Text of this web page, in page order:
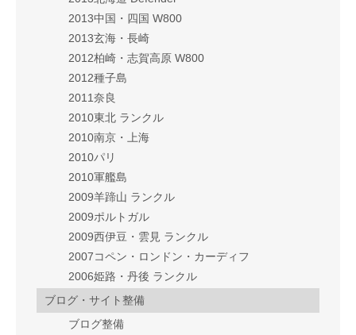
2013中国・四国 W800
2013玄海・長崎
2012柏崎・志賀高原 W800
2012種子島
2011奈良
2010東北 ランクル
2010南京・上海
2010パリ
2010軍艦島
2009羊蹄山 ランクル
2009ポルトガル
2009西伊豆・雲見 ランクル
2007コペン・ロンドン・カーディフ
2006姫路・丹後 ランクル
ブログ・サイト整備
ブログ整備